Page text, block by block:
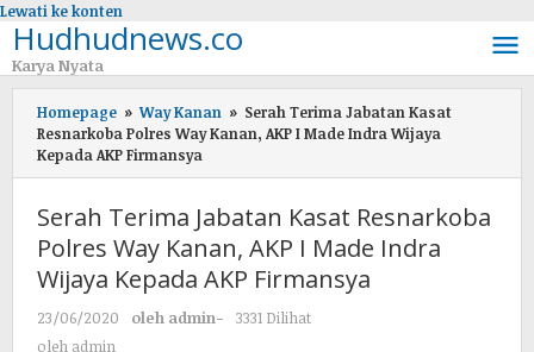
Lewati ke konten
Hudhudnews.co
Karya Nyata
Homepage » Way Kanan » Serah Terima Jabatan Kasat
Resnarkoba Polres Way Kanan, AKP I Made Indra Wijaya
Kepada AKP Firmansya
Serah Terima Jabatan Kasat Resnarkoba
Polres Way Kanan, AKP I Made Indra
Wijaya Kepada AKP Firmansya
23/06/2020 oleh admin-
3331 Dilihat
oleh admin